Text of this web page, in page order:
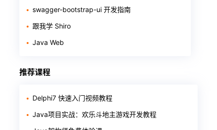
swagger-bootstrap-ui 开发指南
跟我学 Shiro
Java Web
推荐课程
Delphi7 快速入门视频教程
Java项目实战：欢乐斗地主游戏开发教程